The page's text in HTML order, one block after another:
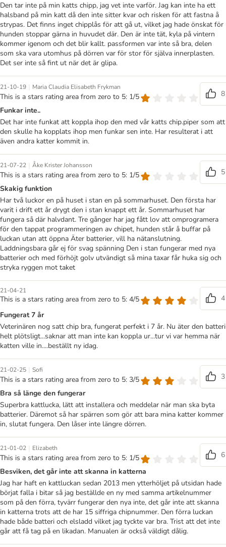
Den tar inte på min katts chipp, jag vet inte varför. Jag kan inte ha ett
halsband på min katt då den inte sitter kvar och risken för att fastna å
strypas. Det finns inget chipplås för att gå ut, vilket jag hade önskat för
hunden stoppar gärna in huvudet där. Den är inte tät, kyla på vintern
kommer igenom och det blir kallt. passformen var inte så bra, delen
som ska vara utomhus på dörren var för stor för själva innerplasten.
Det ser inte så fint ut när det är glipa.
21-10-19 | Maria Claudia Elisabeth Frykman
This is a stars rating area from zero to 5: 1/5
8
Funkar inte..
Det har inte funkat att koppla ihop den med vår katts chip.piper som att
den skulle ha kopplats ihop men funkar sen inte. Har resulterat i att
även andra katter kommit in.
21-07-22 | Åke Krister Johansson
This is a stars rating area from zero to 5: 1/5
5
Skakig funktion
Har två luckor en på huset i stan en på sommarhuset. Den första har
varit i drift ett år drygt den i stan knappt ett år. Sommarhuset har
fungera så där halvdant. Tre gånger har jag fått lov att omprogramera
för den tappat programmeringen av chipet, hunden står å buffar på
luckan utan att öppna Äter batterier, vill ha nätanslutning.
Laddningsbara går ej för svag spänning Den i stan fungerar med nya
batterier och med förhöjt golv utvändigt så mina taxar får huka sig och
stryka ryggen mot taket
21-04-21
This is a stars rating area from zero to 5: 4/5
4
Fungerat 7 år
Veterinären nog satt chip bra, fungerat perfekt i 7 år. Nu äter den batteri
helt plötsligt...saknar att man inte kan koppla ur...tur vi var hemma när
katten ville in....beställt ny idag.
21-02-25 | Sofi
This is a stars rating area from zero to 5: 3/5
3
Bra så länge den fungerar
Superbra kattlucka, lätt att installera och meddelar när man ska byta
batterier. Däremot så har spärren som gör att bara mina katter kommer
in, slutat fungera. Den låser inte längre dörren.
21-01-02 | Elizabeth
This is a stars rating area from zero to 5: 1/5
6
Besviken, det går inte att skanna in katterna
Jag har haft en kattluckan sedan 2013 men ytterhöljet på utsidan hade
börjat falla i bitar så jag beställde en ny med samma artikelnummer
som på den förra, tyvärr fungerar den nya inte, det går inte att skanna
in katterna trots att de har 15 siffriga chipnummer. Den förra luckan
hade både batteri och elsladd vilket jag tyckte var bra. Trist att det inte
går att få tag på en likadan. Manualen är också väldigt dålig.